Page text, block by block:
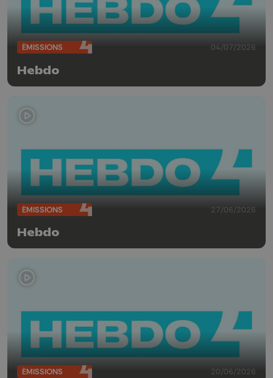
ÉMISSIONS 04/07/2026
Hebdo
ÉMISSIONS 27/06/2026
Hebdo
ÉMISSIONS 20/06/2026